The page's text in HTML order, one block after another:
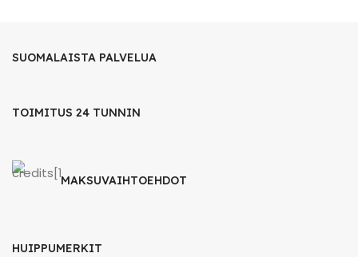
SUOMALAISTA PALVELUA
TOIMITUS 24 TUNNIN
MAKSUVAIHTOEHDOT
HUIPPUMERKIT